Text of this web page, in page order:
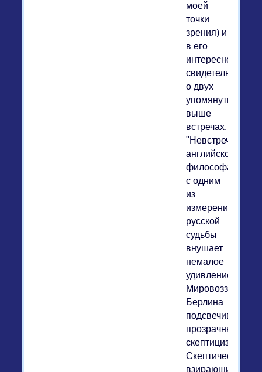
моей
точки
зрения) и
в его
интереснейшем
свидетельстве
о двух
упомянутых
выше
встречах.
"Невстреча"
английского
философа
с одним
из
измерений
русской
судьбы
внушает
немалое
удивление.
Мировоззрение
Берлина
подсвечивается
прозрачным
скептицизмом.
Скептически
взирающий